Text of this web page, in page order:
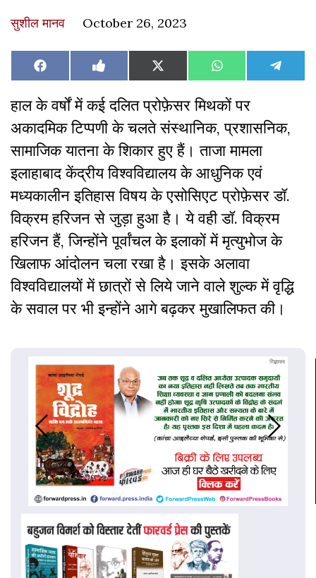
सुशील मानव October 26, 2023
Share
on
Facebook Share
on
Like
on
Facebook
Share
on
X
(Twitter)
Share
on
WhatsAppShare
on
हाल के वर्षों में कई दलित प्रोफ़ेसर मिथकों पर
अकादमिक टिप्पणी के चलते संस्थानिक, प्रशासनिक,
सामाजिक यातना के शिकार हुए हैं। ताजा मामला
इलाहाबाद केंद्रीय विश्वविद्यालय के आधुनिक एवं
मध्यकालीन इतिहास विषय के एसोसिएट प्रोफ़ेसर डॉ.
विक्रम हरिजन से जुड़ा हुआ है। ये वही डॉ. विक्रम
हरिजन हैं, जिन्होंने पूर्वांचल के इलाकों में मृत्युभोज के
खिलाफ आंदोलन चला रखा है। इसके अलावा
विश्वविद्यालयों में छात्रों से लिये जाने वाले शुल्क में वृद्धि
के सवाल पर भी इन्होंने आगे बढ़कर मुखालिफत की।